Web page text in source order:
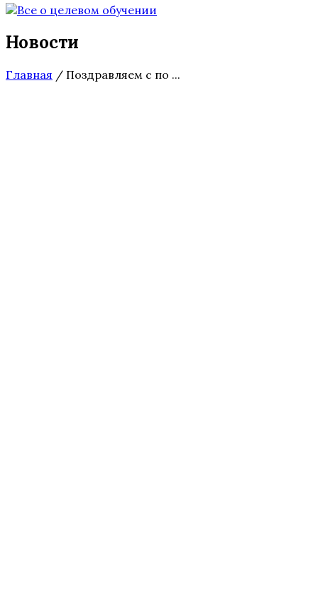
Новости
Главная / Поздравляем с по ...